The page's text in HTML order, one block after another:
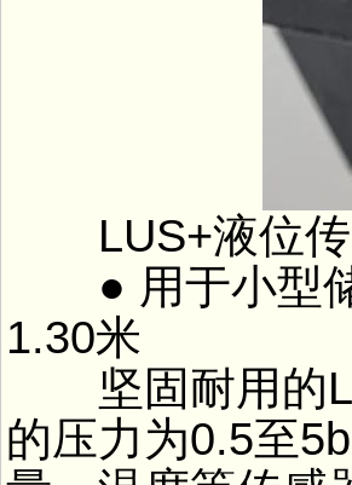
LUS+液位传
● 用于小型储
1.30米
坚固耐用的
的压力为0.5至